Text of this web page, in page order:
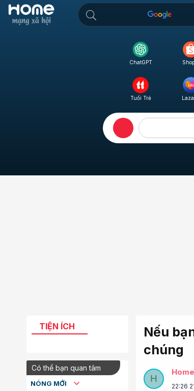
ChatGPT
Tuổi Trẻ
TIỆN ÍCH
Có thể bạn quan tâm
NÓNG MỚI
Nếu
chúng
H
22:26